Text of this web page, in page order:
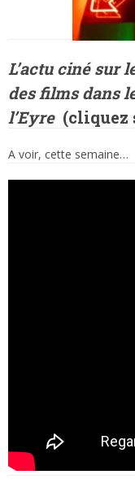
L’actu ciné sur
des films dans
l’Eyre(cliquez
A voir, cette semaine…